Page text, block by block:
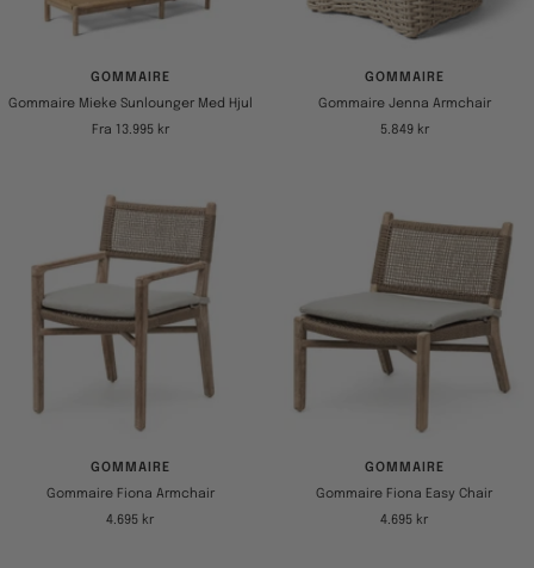
GOMMAIRE
Gommaire Mieke Sunlounger Med Hjul
Tilbudspris
Fra 13.995 kr
GOMMAIRE
Gommaire Jenna Armchair
Tilbudspris
5.849 kr
GOMMAIRE
Gommaire Fiona Armchair
Tilbudspris
4.695 kr
GOMMAIRE
Gommaire Fiona Easy Chair
Tilbudspris
4.695 kr